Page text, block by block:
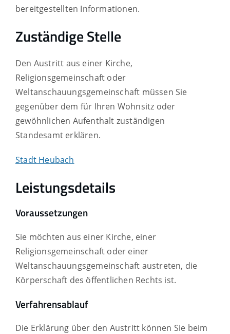
bereitgestellten Informationen.
Zuständige Stelle
Den Austritt aus einer Kirche,
Religionsgemeinschaft oder
Weltanschauungsgemeinschaft müssen Sie
gegenüber dem für Ihren Wohnsitz oder
gewöhnlichen Aufenthalt zuständigen
Standesamt erklären.
Stadt Heubach
Leistungsdetails
Voraussetzungen
Sie möchten aus einer Kirche, einer
Religionsgemeinschaft oder einer
Weltanschauungsgemeinschaft austreten, die
Körperschaft des öffentlichen Rechts ist.
Verfahrensablauf
Die Erklärung über den Austritt können Sie beim